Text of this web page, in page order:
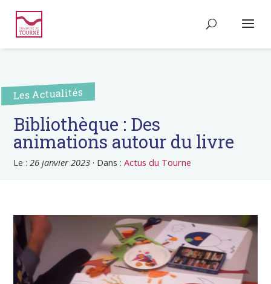
Les Actualités
Bibliothèque : Des
animations autour du livre
Le :26 janvier 2023 · Dans :Actus du Tourne